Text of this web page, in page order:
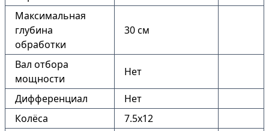
Максимальная
глубина
обработки
30 см
Вал отбора
мощности
Нет
Дифференциал
Нет
Колёса
7.5х12